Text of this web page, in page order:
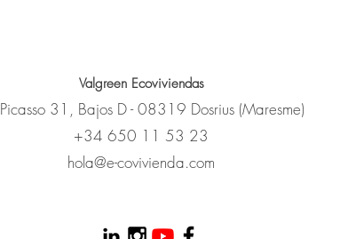
Valgreen Ecoviviendas
Picasso31, Bajos D - 08319 Dosrius (Maresme)
+34 650 11 53 23
hola@e-covivienda.com